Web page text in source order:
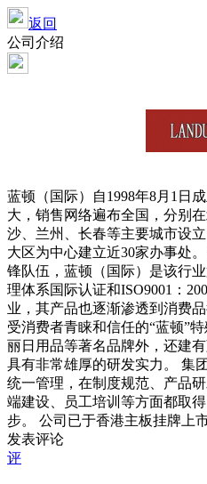
返回
公司介绍
蓝顿（国际）自1998年8月1日
大，销售网络遍布全国，分别
沙、兰州、长春等主要城市设
大区为中心建立近30家办事处
锋队伍，蓝顿（国际）是该行
理体系国际认证和ISO9001：
业，其产品也逐渐渗透到消费
受消费者青睐和信任的“蓝顿”
丽日用品等著名品牌外，还建
具有非常雄厚的研发实力。 集
统一管理，在制度规范、产品
端建设、员工培训等方面都取
步。 公司已于香港主板挂牌上市
发表评论
评